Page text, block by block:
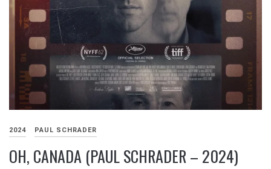
2024 PAUL SCHRADER
OH, CANADA (PAUL SCHRADER – 2024)